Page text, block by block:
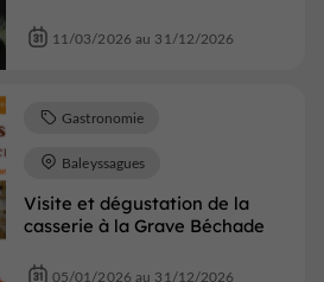
11/03/2026 au 31/12/2026
Visite et dégustation de la
casserie à la Grave Béchade
Gastronomie
Baleyssagues
05/01/2026 au 31/12/2026